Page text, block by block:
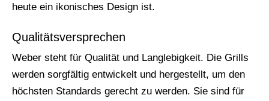
heute ein ikonisches Design ist.
Qualitätsversprechen
Weber steht für Qualität und Langlebigkeit. Die Grills
werden sorgfältig entwickelt und hergestellt, um den
höchsten Standards gerecht zu werden. Sie sind für